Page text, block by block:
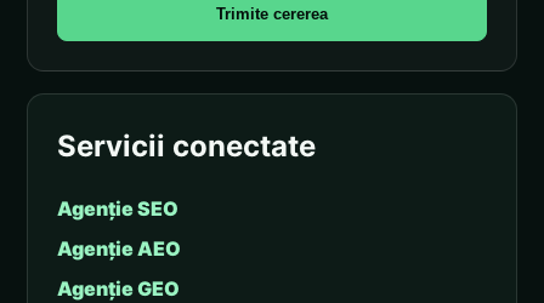
Trimite cererea
Servicii conectate
Agenție SEO
Agenție AEO
Agenție GEO